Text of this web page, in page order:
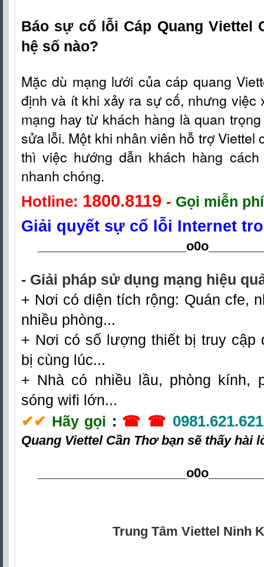
Báo sự cố lỗi Cáp Quang Viettel
hệ số nào?
Mặc dù mạng lưới củacáp quang
định và ít khi xảy ra sự cố, nhưng việc
mạng hay từ khách hàng là quan
sửa lỗi. Một khi nhân viên hỗ trợViettel
thì việc hướng dẫn khách hàng
nhanh chóng.
Hotline: 1800.8119 - Gọi miễn
Giải quyết sự cố lỗi Internet
_____________________o0o
- Giải pháp sử dụng mạng hiệu
+ Nơi có diện tích rộng: Quán cfe,
nhiều phòng...
+ Nơi có số lượng thiết bị truy cập
bị cùng lúc...
+ Nhà có nhiều lầu, phòng kính,
sóng wifi lớn...
✔✔ Hãy gọi : ☎ ☎ 0981.621.621
Quang Viettel Cần Thơbạn sẽ thấy hài
_____________________o0o
Trung Tâm Viettel Ninh